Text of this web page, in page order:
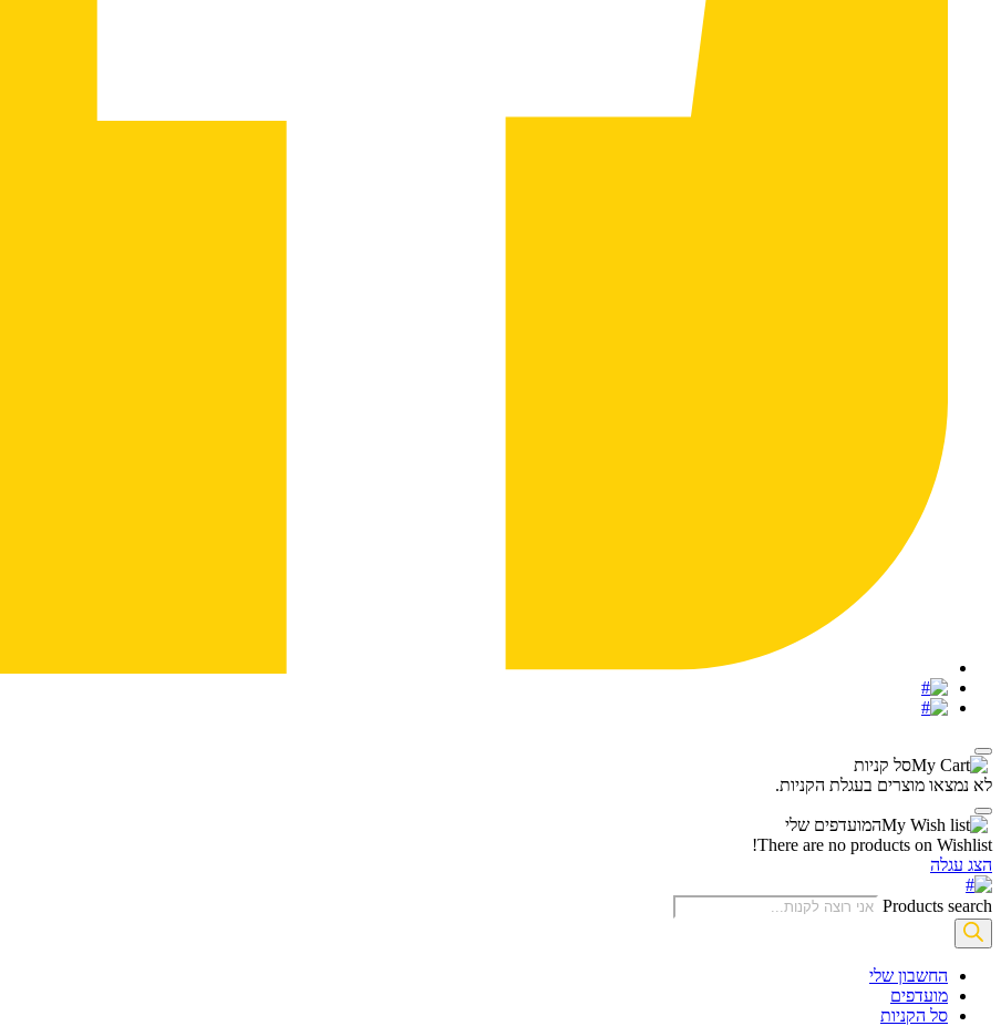
סל קניות‬
לא נמצאו מוצרים בעגלת הקניות.
המועדפים שלי
There are no products on Wishlist!
הצג עגלה
Products search
החשבון שלי‬
‫מועדפים‬‬
סל הקניות